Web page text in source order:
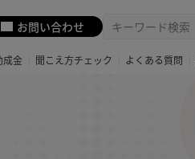
お問い合わせ
成金 聞こえ方チェック よくある質問